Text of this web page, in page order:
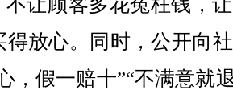
不让顾客多花冤枉钱，
得放心。同时，公开向
，假一赔十”“不满意就